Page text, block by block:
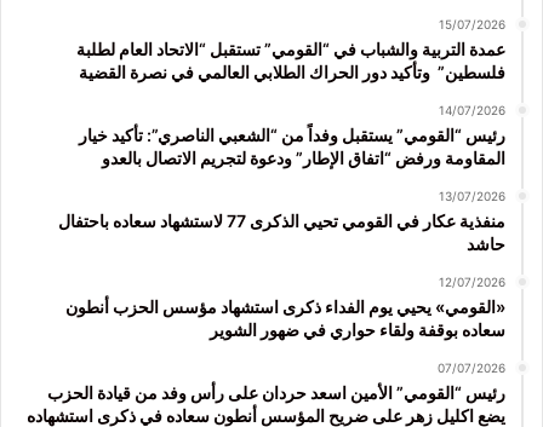
15/07/2026
عمدة التربية والشباب في “القومي” تستقبل “الاتحاد العام لطلبة
فلسطين” وتأكيد دور الحراك الطلابي العالمي في نصرة القضية
14/07/2026
رئيس “القومي” يستقبل وفداً من “الشعبي الناصري”: تأكيد خيار
المقاومة ورفض “اتفاق الإطار” ودعوة لتجريم الاتصال بالعدو
13/07/2026
منفذية عكار في القومي تحيي الذكرى 77 لاستشهاد سعاده باحتفال
حاشد
12/07/2026
«القومي» يحيي يوم الفداء ذكرى استشهاد مؤسس الحزب أنطون
سعاده بوقفة ولقاء حواري في ضهور الشوير
07/07/2026
رئيس “القومي” الأمين اسعد حردان على رأس وفد من قيادة الحزب
يضع اكليل زهر على ضريح المؤسس أنطون سعاده في ذكرى استشهاده